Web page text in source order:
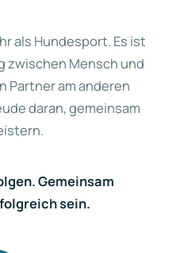
als Hundesport. Es ist
zwischen Mensch und
Partner am anderen
daran, gemeinsam
Gemeinsam
sein.